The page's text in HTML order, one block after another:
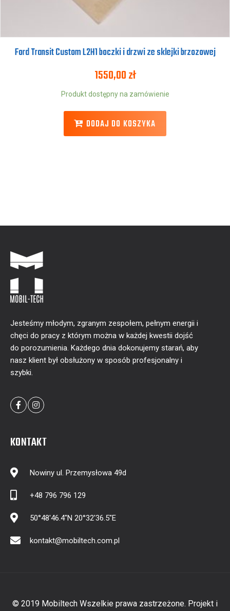
Ford Transit Custom L2H1 boczki i drzwi ze sklejki brzozowej
1550,00zł
Produkt dostępny na zamówienie
DODAJ DO KOSZYKA
Jesteśmy młodym, zgranym zespołem, pełnym energii i
chęci do pracy z którym można w każdej kwestii dojść
do porozumienia. Każdego dnia dokonujemy starań, aby
nasz klient był obsłużony w sposób profesjonalny i
szybki.
KONTAKT
Nowiny ul. Przemysłowa 49d
+48 796 796 129
50°48'46.4"N 20°32'36.5"E
kontakt@mobiltech.com.pl
© 2019 Mobiltech Wszelkie prawa zastrzeżone. Projekt i